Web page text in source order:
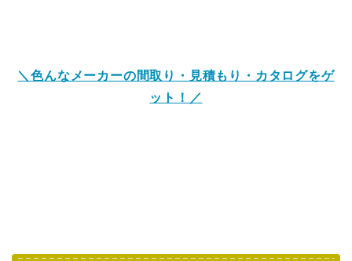
＼色んなメーカーの間取り・見積もり・カタログをゲ
ット！／